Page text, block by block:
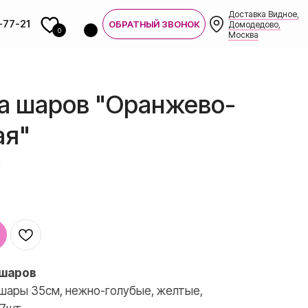
ОБРАТНЫЙ ЗВОНОК
21 0
Доставка Видное,
Домодедово,
Москва
21
шаров "Оранжево-
35см, нежно-голубые, желтые,